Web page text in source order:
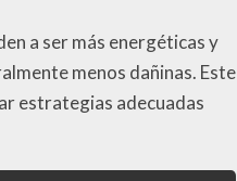
a ser más energéticas y
menos dañinas. Este
estrategias adecuadas